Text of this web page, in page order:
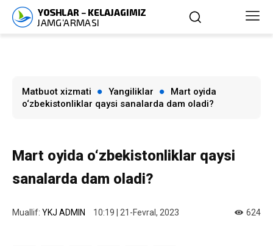
Matbuot xizmati Yangiliklar
Mart oyida
o‘zbekistonliklar qaysi sanalarda dam oladi?
Mart oyida o‘zbekistonliklar qaysi
sanalarda dam oladi?
Muallif: YKJ ADMIN 10:19 | 21-Fevral, 2023 624